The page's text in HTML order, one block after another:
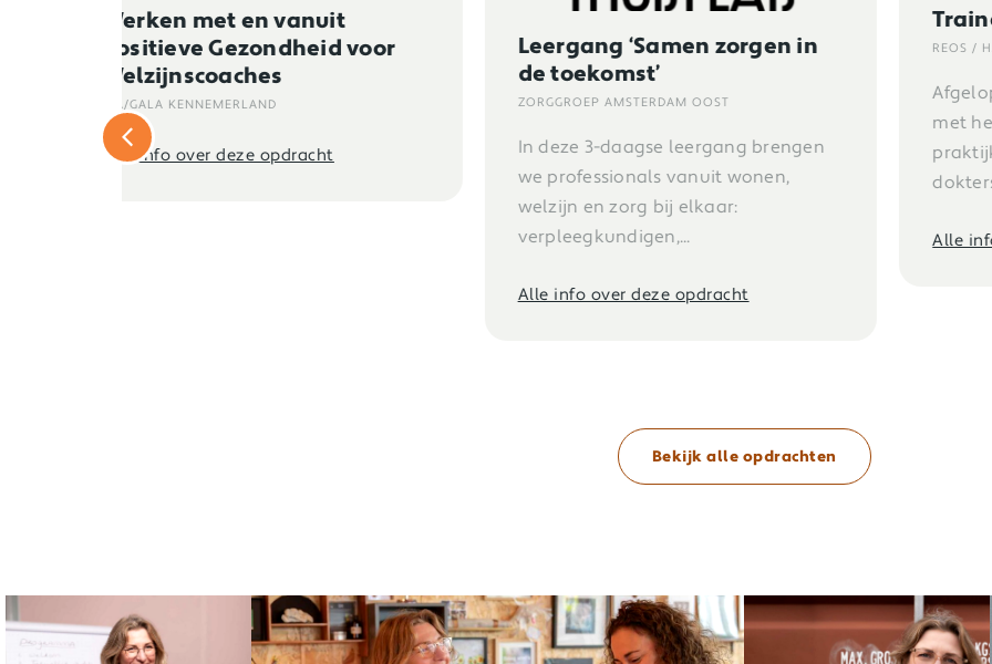
Leergang ‘Samen zorgen in
de toekomst’
ZORGGROEP AMSTERDAM OOST
In deze 3-daagse leergang brengen
Trainer Positieve Gezondheid
REOS / HADOKS
Afgelopen weken zijn we begonnen
praktijkondersteuners en
doktersassistenten in het...
Alle info over deze opdracht
Bekijk alle opdrachten